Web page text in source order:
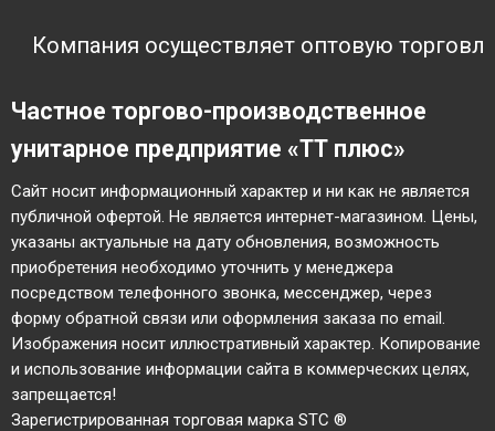
осуществляет оптовую торговлю по
Частное торгово-производственное
унитарное предприятие «ТТ плюс»
Cайт носит информационный характер и ни как не является
публичной офертой. Не является интернет-магазином. Цены,
указаны актуальные на дату обновления, возможность
приобретения необходимо уточнить у менеджера
посредством телефонного звонка, мессенджер, через
форму обратной связи или оформления заказа по email.
Изображения носит иллюстративный характер. Копирование
и использование информации сайта в коммерческих целях,
запрещается!
Зарегистрированная торговая марка STC ®